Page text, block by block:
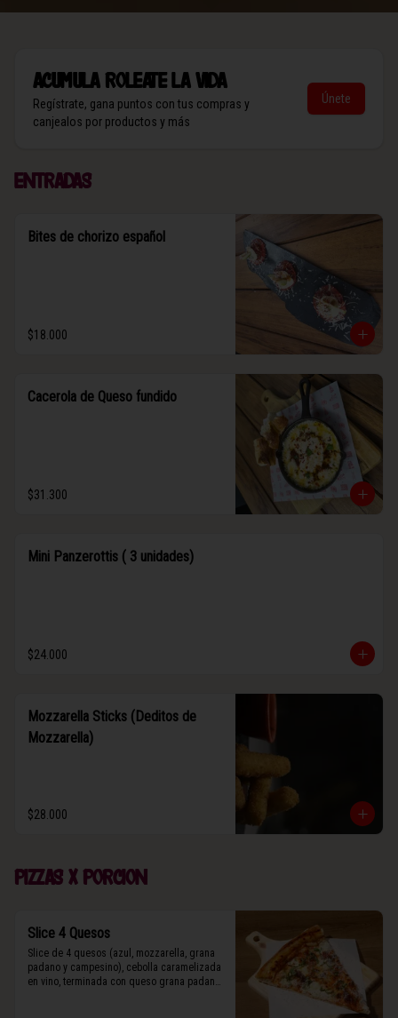
AcumulaRoleate la vida
Regístrate, gana puntos con tus compras y
canjealos por productos y más
Únete
Entradas
Bites de chorizo español
$18.000
Cacerola de Queso fundido
$31.300
Mini Panzerottis ( 3 unidades)
$24.000
Mozzarella Sticks (Deditos de
Mozzarella)
$28.000
Pizzas x porcion
Slice 4 Quesos
Slice de 4 quesos (azul, mozzarella, grana
padano y campesino), cebolla caramelizada
en vino, terminada con queso grana padano